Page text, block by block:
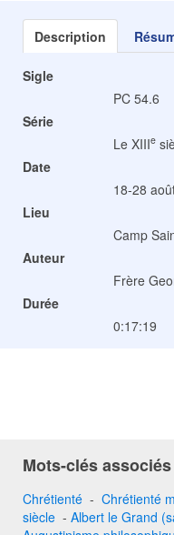
Description
Sigle
PC 54.6
Série
Le XIIIe
Date
18-28
Lieu
Camp
Auteur
Frère
Durée
0:17:19
Mots-clés associés
Chrétienté - Chrétienté
siècle - Albert le Grand